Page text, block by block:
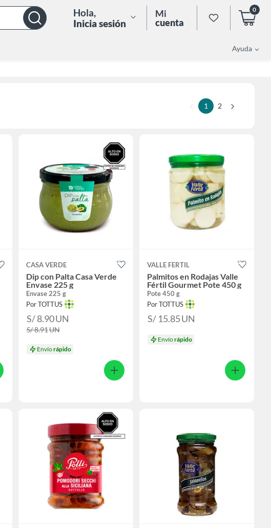
Hola,
Inicia sesión
Mi
cuenta
0
Ayuda
1 2
CASA VERDE
Dip con Palta Casa Verde
Envase 225 g
Envase 225 g
Por TOTTUS
S/ 8.90UN
S/ 8.91UN
Envíorápido
VALLE FERTIL
Palmitos en Rodajas Valle
Fértil Gourmet Pote 450 g
Pote 450 g
Por TOTTUS
S/ 15.85UN
Envíorápido